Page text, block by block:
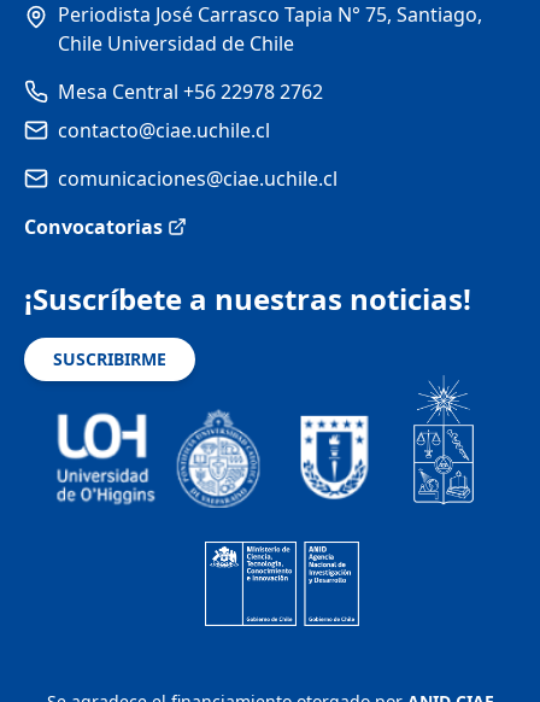
Periodista José Carrasco Tapia N° 75, Santiago,
Chile Universidad de Chile
Mesa Central +56 22978 2762
contacto@ciae.uchile.cl
comunicaciones@ciae.uchile.cl
Convocatorias
¡Suscríbete a nuestras noticias!
SUSCRIBIRME